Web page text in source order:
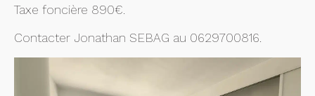
Taxe foncière 890€.
Contacter Jonathan SEBAG au 0629700816.